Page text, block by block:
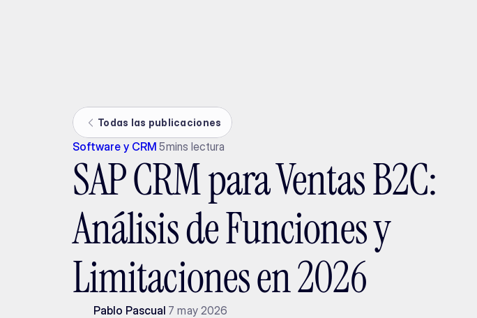
Todas las publicaciones
Software y CRM 5mins lectura
SAP CRM para Ventas B2C:
Análisis de Funciones y
Limitaciones en 2026
Pablo Pascual 7 may 2026